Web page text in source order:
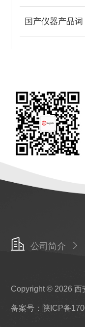
国产仪器产品词
公司简介
Copyright © 2026 西
备案号：陕ICP备